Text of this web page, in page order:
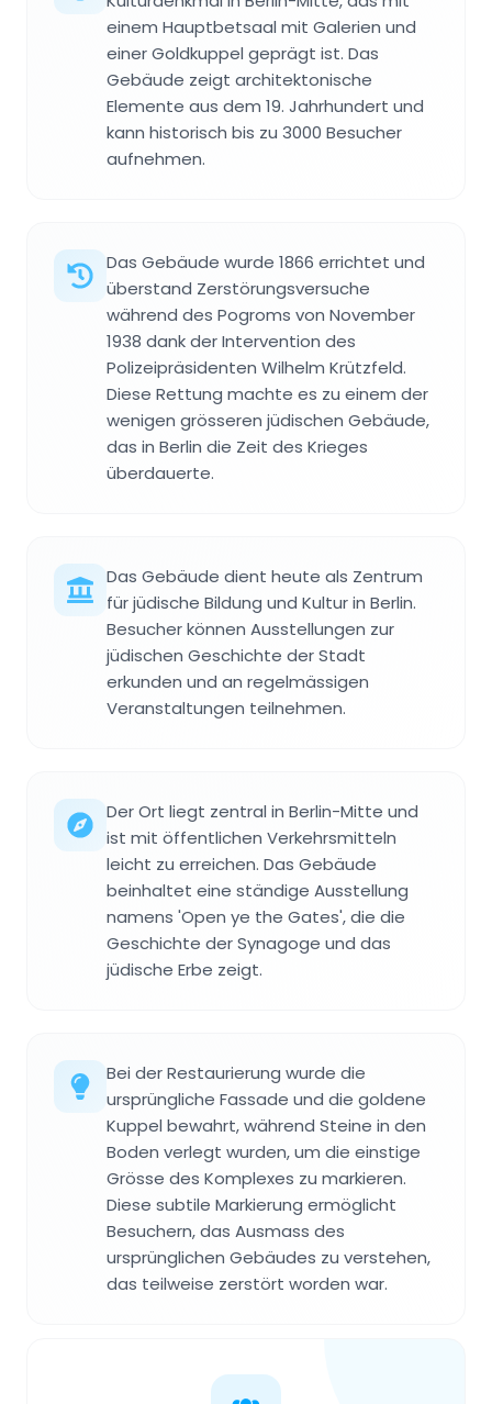
einem Hauptbetsaal mit Galerien und
einer Goldkuppel geprägt ist. Das
Gebäude zeigt architektonische
Elemente aus dem 19. Jahrhundert und
kann historisch bis zu 3000 Besucher
aufnehmen.
Das Gebäude wurde 1866 errichtet und
überstand Zerstörungsversuche
während des Pogroms von November
1938 dank der Intervention des
Polizeipräsidenten Wilhelm Krützfeld.
Diese Rettung machte es zu einem der
wenigen grösseren jüdischen Gebäude,
das in Berlin die Zeit des Krieges
überdauerte.
Das Gebäude dient heute als Zentrum
für jüdische Bildung und Kultur in Berlin.
Besucher können Ausstellungen zur
jüdischen Geschichte der Stadt
erkunden und an regelmässigen
Veranstaltungen teilnehmen.
Der Ort liegt zentral in Berlin-Mitte und
ist mit öffentlichen Verkehrsmitteln
leicht zu erreichen. Das Gebäude
beinhaltet eine ständige Ausstellung
namens 'Open ye the Gates', die die
Geschichte der Synagoge und das
jüdische Erbe zeigt.
Bei der Restaurierung wurde die
ursprüngliche Fassade und die goldene
Kuppel bewahrt, während Steine in den
Boden verlegt wurden, um die einstige
Grösse des Komplexes zu markieren.
Diese subtile Markierung ermöglicht
Besuchern, das Ausmass des
ursprünglichen Gebäudes zu verstehen,
das teilweise zerstört worden war.